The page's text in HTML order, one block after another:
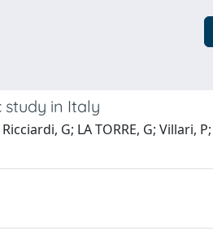
in Italy
G; LA TORRE, G; Villari,